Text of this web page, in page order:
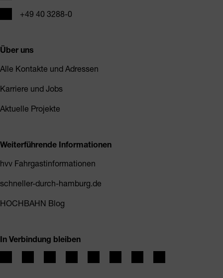
Telefon+49 40 3288-0
Über uns
Alle Kontakte und Adressen
Karriere und Jobs
Aktuelle Projekte
Weiterführende Informationen
hvv Fahrgastinformationen
schneller-durch-hamburg.de
HOCHBAHN Blog
In Verbindung bleiben